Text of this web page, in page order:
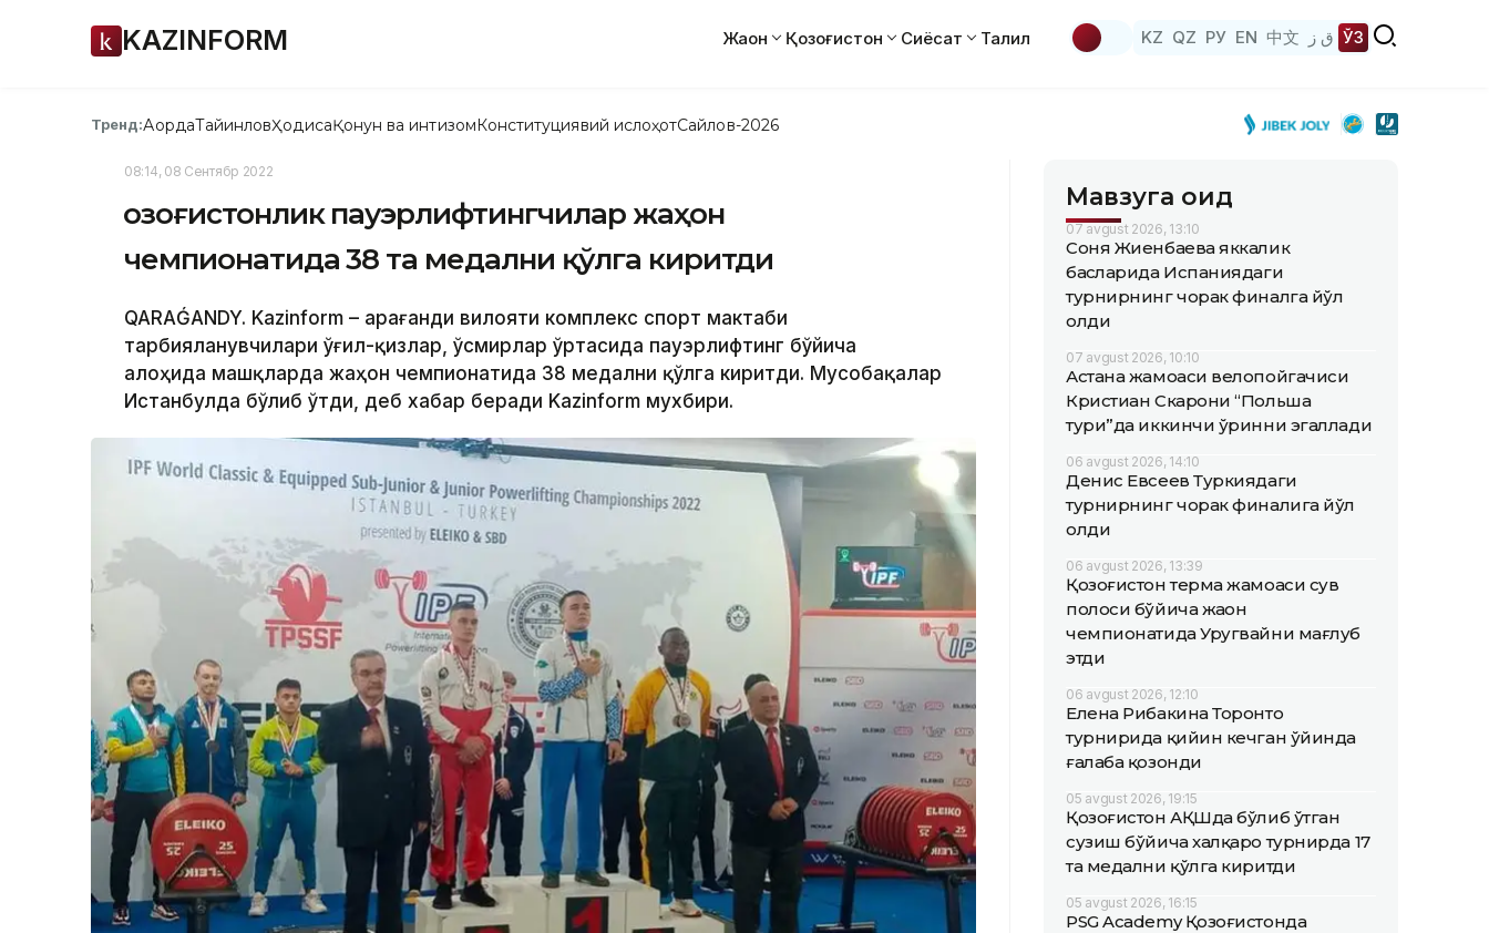
KAZINFORM Жаҳон Қозоғистон Сиёсат Таҳлил KZ QZ РУ EN 中文 ق ز ЎЗ
Тренд:АқордаТайинловҲодисаҚонун ва интизомКонституциявий ислоҳотСайлов-2026
08:14, 08 Сентябр 2022
Қозоғистонлик пауэрлифтингчилар жаҳон
чемпионатида 38 та медални қўлга киритди
QARAǴANDY. Kazinform – Қарағанди вилояти комплекс спорт мактаби
тарбияланувчилари ўғил-қизлар, ўсмирлар ўртасида пауэрлифтинг бўйича
алоҳида машқларда жаҳон чемпионатида 38 медални қўлга киритди. Мусобақалар
Истанбулда бўлиб ўтди, деб хабар беради Kazinform мухбири.
Мавзуга оид
07 avgust 2026, 13:10
Соня Жиенбаева яккалик
баҳсларида Испаниядаги
турнирнинг чорак финалга йўл
олди
07 avgust 2026, 10:10
Астана жамоаси велопойгачиси
Кристиан Скарони “Польша
тури”да иккинчи ўринни эгаллади
06 avgust 2026, 14:10
Денис Евсеев Туркиядаги
турнирнинг чорак финалига йўл
олди
06 avgust 2026, 13:39
Қозоғистон терма жамоаси сув
полоси бўйича жаҳон
чемпионатида Уругвайни мағлуб
этди
06 avgust 2026, 12:10
Елена Рибакина Торонто
турнирида қийин кечган ўйинда
ғалаба қозонди
05 avgust 2026, 19:15
Қозоғистон АҚШда бўлиб ўтган
сузиш бўйича халқаро турнирда 17
та медални қўлга киритди
05 avgust 2026, 16:15
PSG Academy Қозоғистонда